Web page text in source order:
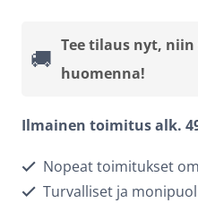
MagSafe
Pro
Violetti
🚚 Tee tilaus nyt,
huomenna!
Ilmainen toimitus alk.
Nopeat toimitukset
Turvalliset ja